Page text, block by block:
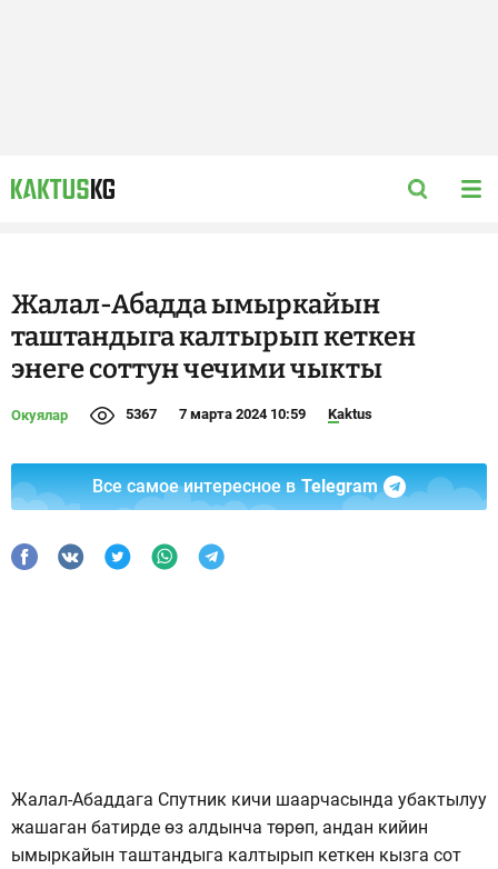
Жалал-Абадда ымыркайын
таштандыга калтырып кеткен
энеге соттун чечими чыкты
Окуялар 5367 7 марта 2024 10:59 Kaktus
Все самое интересное в Telegram
Жалал-Абаддага Спутник кичи шаарчасында убактылуу
жашаган батирде өз алдынча төрөп, андан кийин
ымыркайын таштандыга калтырып кеткен кызга сот